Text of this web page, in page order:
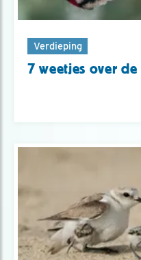
Verdieping
7 weetjes over